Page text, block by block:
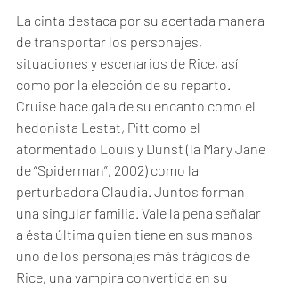
La cinta destaca por su acertada manera
de transportar los personajes,
situaciones y escenarios de Rice, así
como por la elección de su reparto.
Cruise hace gala de su encanto como el
hedonista Lestat, Pitt como el
atormentado Louis y Dunst (la Mary Jane
de “Spiderman”, 2002) como la
perturbadora Claudia. Juntos forman
una singular familia. Vale la pena señalar
a ésta última quien tiene en sus manos
uno de los personajes más trágicos de
Rice, una vampira convertida en su